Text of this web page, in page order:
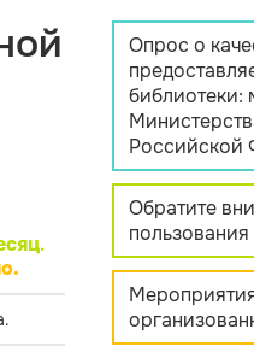
.
Опрос о
библиотеки:
Российской
Обратите